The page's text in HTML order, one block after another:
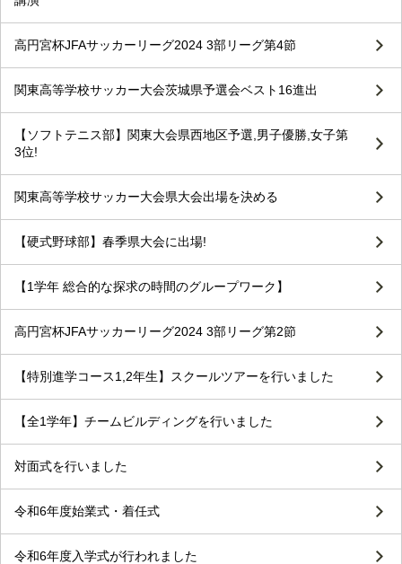
高円宮杯JFAサッカーリーグ2024 3部リーグ第4節
関東高等学校サッカー大会茨城県予選会ベスト16進出
【ソフトテニス部】関東大会県西地区予選,男子優勝,女子第
3位!
関東高等学校サッカー大会県大会出場を決める
【硬式野球部】春季県大会に出場!
【1学年 総合的な探求の時間のグループワーク】
高円宮杯JFAサッカーリーグ2024 3部リーグ第2節
【特別進学コース1,2年生】スクールツアーを行いました
【全1学年】チームビルディングを行いました
対面式を行いました
令和6年度始業式・着任式
令和6年度入学式が行われました